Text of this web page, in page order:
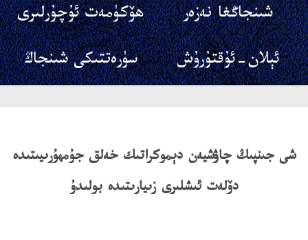
شىنجاڭغا نەزەر
ھۆكۈمەت ئۇچۇرلىرى
ئېلان-ئۇقتۇرۇش
سۈرەتتىكى شىنجاڭ
شى جىنپىڭ چاۋشيەن دېموكراتىك خەلق جۇمھۇرىيىتىدە
دۆلەت ئىشلىرى زىيارىتىدە بولىدۇ